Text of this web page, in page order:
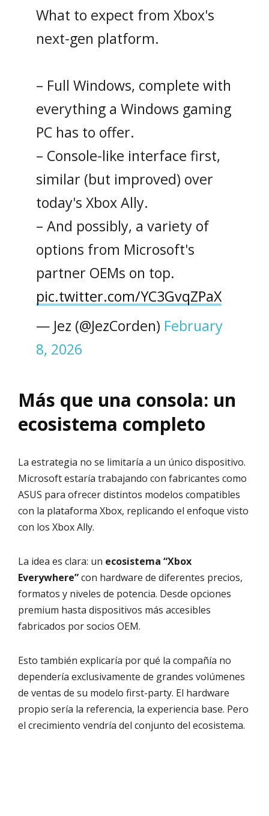
What to expect from Xbox's
next-gen platform.
– Full Windows, complete with
everything a Windows gaming
PC has to offer.
– Console-like interface first,
similar (but improved) over
today's Xbox Ally.
– And possibly, a variety of
options from Microsoft's
partner OEMs on top.
pic.twitter.com/YC3GvqZPaX
— Jez (@JezCorden) February
8, 2026
Más que una consola: un
ecosistema completo
La estrategia no se limitaría a un único dispositivo.
Microsoft estaría trabajando con fabricantes como
ASUS para ofrecer distintos modelos compatibles
con la plataforma Xbox, replicando el enfoque visto
con los Xbox Ally.
La idea es clara: un ecosistema “Xbox
Everywhere”con hardware de diferentes precios,
formatos y niveles de potencia. Desde opciones
premium hasta dispositivos más accesibles
fabricados por socios OEM.
Esto también explicaría por qué la compañía no
dependería exclusivamente de grandes volúmenes
de ventas de su modelo first-party. El hardware
propio sería la referencia, la experiencia base. Pero
el crecimiento vendría del conjunto del ecosistema.